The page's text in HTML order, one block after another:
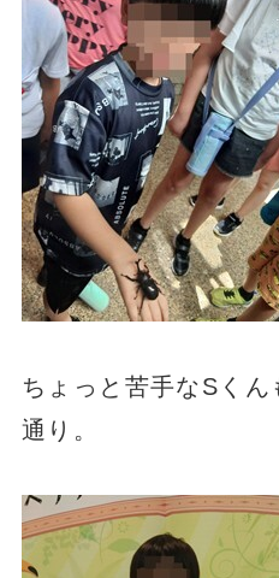
ちょっと苦手なSく
通り。